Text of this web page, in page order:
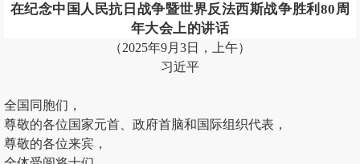
在纪念中国人民抗日战争暨世界反法西斯战争胜利80周
年大会上的讲话
（2025年9月3日，上午）
习近平
全国同胞们，
尊敬的各位国家元首、政府首脑和国际组织代表，
尊敬的各位来宾，